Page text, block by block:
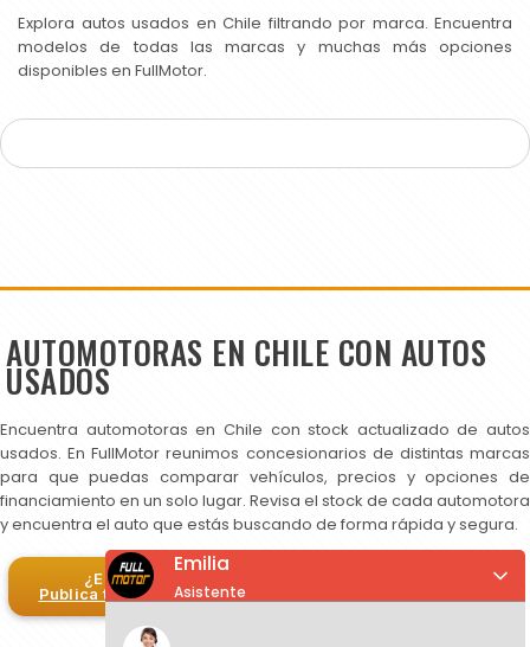
Explora autos usados en Chile filtrando por marca. Encuentra
modelos de todas las marcas y muchas más opciones
disponibles en FullMotor.
AUTOMOTORAS EN CHILE CON AUTOS
USADOS
Encuentra automotoras en Chile con stock actualizado de autos
usados. En FullMotor reunimos concesionarios de distintas marcas
para que puedas comparar vehículos, precios y opciones de
financiamiento en un solo lugar. Revisa el stock de cada automotora
y encuentra el auto que estás buscando de forma rápida y segura.
¿Eres automotora?
Publica tus autos en FullMotor
Emilia
Asistente